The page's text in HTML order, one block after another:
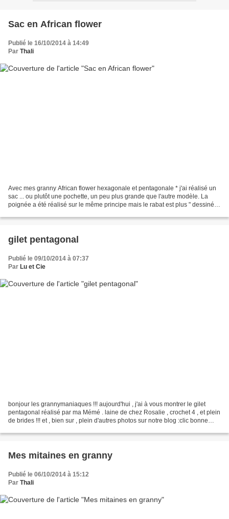
Sac en African flower
Publié le 16/10/2014 à 14:49
Par Thali
Avec mes granny African flower hexagonale et pentagonale * j'ai réalisé un
sac ... ou plutôt une pochette, un peu plus grande que l'autre modèle. La
poignée a été réalisé sur le même principe mais le rabat est plus " dessiné ".
gilet pentagonal
Publié le 09/10/2014 à 07:37
Par Lu et Cie
bonjour les grannymaniaques !!! aujourd'hui , j'ai à vous montrer le gilet
pentagonal réalisé par ma Mémé . laine de chez Rosalie , crochet 4 , et plein
de brides !!! et , bien sur , plein d'autres photos sur notre blog :clic bonne
Mes mitaines en granny
Publié le 06/10/2014 à 15:12
Par Thali